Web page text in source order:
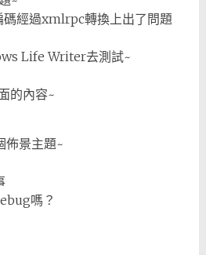
經過xmlrpc轉換上出了問題
Life Writer去測試~
的內容~
佈景主題~
嗎？